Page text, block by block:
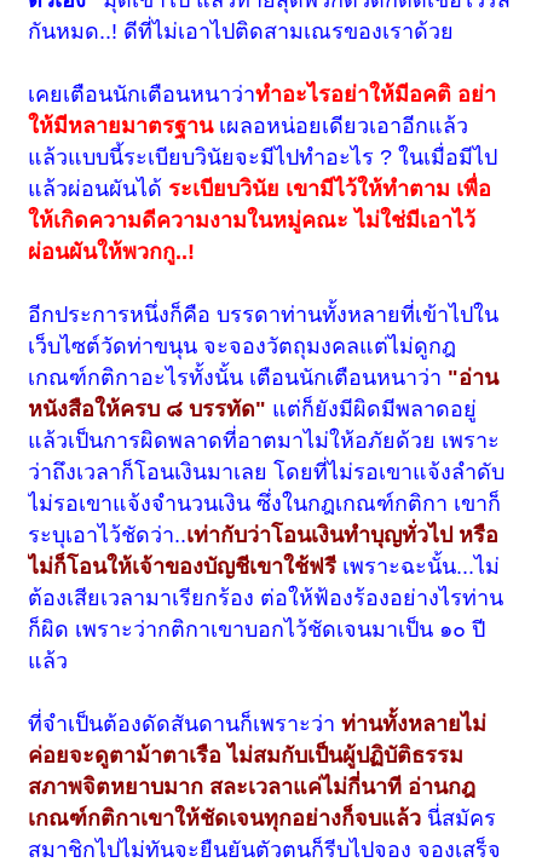
กันหมด..! ดีที่ไม่เอาไปติดสามเณรของเราด้วย
เคยเตือนนักเตือนหนาว่าทำอะไรอย่าให้มีอคติ อย่า
ให้มีหลายมาตรฐาน เผลอหน่อยเดียวเอาอีกแล้ว
แล้วแบบนี้ระเบียบวินัยจะมีไปทำอะไร ? ในเมื่อมีไป
แล้วผ่อนผันได้ ระเบียบวินัย เขามีไว้ให้ทำตาม เพื่อ
ให้เกิดความดีความงามในหมู่คณะ ไม่ใช่มีเอาไว้
ผ่อนผันให้พวกกู..!
อีกประการหนึ่งก็คือ บรรดาท่านทั้งหลายที่เข้าไปใน
เว็บไซต์วัดท่าขนุน จะจองวัตถุมงคลแต่ไม่ดูกฎ
เกณฑ์กติกาอะไรทั้งนั้น เตือนนักเตือนหนาว่า "อ่าน
หนังสือให้ครบ ๘ บรรทัด" แต่ก็ยังมีผิดมีพลาดอยู่
แล้วเป็นการผิดพลาดที่อาตมาไม่ให้อภัยด้วย เพราะ
ว่าถึงเวลาก็โอนเงินมาเลย โดยที่ไม่รอเขาแจ้งลำดับ
ไม่รอเขาแจ้งจำนวนเงิน ซึ่งในกฎเกณฑ์กติกา เขาก็
ระบุเอาไว้ชัดว่า..เท่ากับว่าโอนเงินทำบุญทั่วไป หรือ
ไม่ก็โอนให้เจ้าของบัญชีเขาใช้ฟรี เพราะฉะนั้น...ไม่
ต้องเสียเวลามาเรียกร้อง ต่อให้ฟ้องร้องอย่างไรท่าน
ก็ผิด เพราะว่ากติกาเขาบอกไว้ชัดเจนมาเป็น ๑๐ ปี
แล้ว
ที่จำเป็นต้องดัดสันดานก็เพราะว่าท่านทั้งหลายไม่
ค่อยจะดูตาม้าตาเรือ ไม่สมกับเป็นผู้ปฏิบัติธรรม
สภาพจิตหยาบมาก สละเวลาแค่ไม่กี่นาที อ่านกฎ
เกณฑ์กติกาเขาให้ชัดเจนทุกอย่างก็จบแล้ว นี่สมัคร
สมาชิกไปไม่ทันจะยืนยันตัวตนก็รีบไปจอง จองเสร็จ